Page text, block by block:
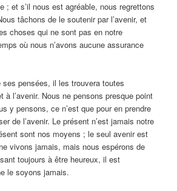
; et s’il nous est agréable, nous regrettons
tâchons de le soutenir par l’avenir, et
choses qui ne sont pas en notre
où nous n’avons aucune assurance
pensées, il les trouvera toutes
à l’avenir. Nous ne pensons presque point
y pensons, ce n’est que pour en prendre
de l’avenir. Le présent n’est jamais notre
sont nos moyens ; le seul avenir est
vivons jamais, mais nous espérons de
toujours à être heureux, il est
le soyons jamais.